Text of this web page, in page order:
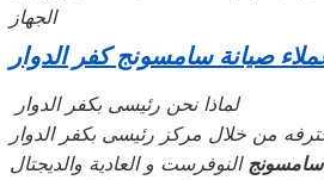
الجهاز
صيانةسامسونج كفر الدوار
لماذا نحن رئيسى بكفر الدوار
من خلال مركز رئيسى بكفر الدوار
سامسونج النوفرست و العادية والديجتال